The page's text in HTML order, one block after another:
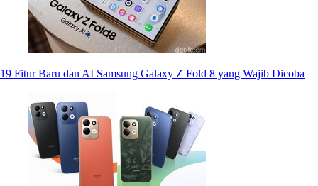
19 Fitur Baru dan AI Samsung Galaxy Z Fold 8 yang Wajib Dicoba